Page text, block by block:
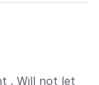
. Will not let